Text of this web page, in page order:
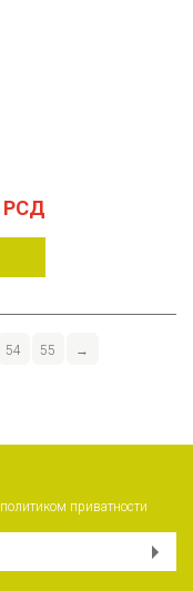
РСД
54 55 →
политиком приватности